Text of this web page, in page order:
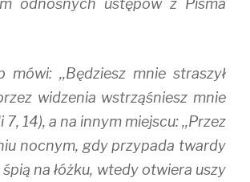
odnośnych ustępów z Pisma
mówi: ,,Będziesz mnie straszył
widzenia wstrząśniesz mnie
7, 14), a na innym miejscu: ,,Przez
nocnym, gdy przypada twardy
na łóżku, wtedy otwiera uszy